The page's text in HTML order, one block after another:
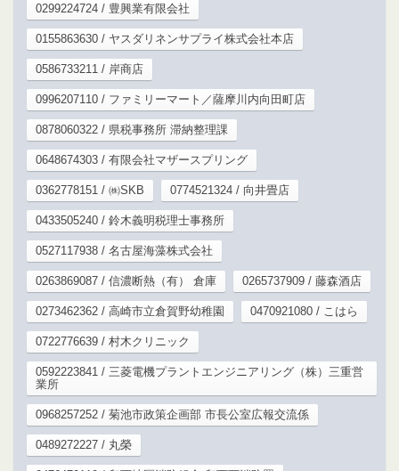
0299224724 / 豊興業有限会社
0155863630 / ヤスダリネンサプライ株式会社本店
0586733211 / 岸商店
0996207110 / ファミリーマート／薩摩川内向田町店
0878060322 / 県税事務所 滞納整理課
0648674303 / 有限会社マザースプリング
0362778151 / ㈱SKB 0774521324 / 向井畳店
0433505240 / 鈴木義明税理士事務所
0527117938 / 名古屋海藻株式会社
0263869087 / 信濃断熱（有） 倉庫 0265737909 / 藤森酒店
0273462362 / 高崎市立倉賀野幼稚園 0470921080 / こはら
0722776639 / 村木クリニック
0592223841 / 三菱電機プラントエンジニアリング（株）三重営
業所
0968257252 / 菊池市政策企画部 市長公室広報交流係
0489272227 / 丸榮